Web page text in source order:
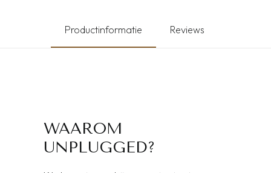
Productinformatie Reviews
WAAROM
UNPLUGGED?